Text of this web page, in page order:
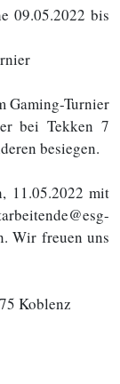
09.05.2022 bis
Gaming-Turnier
bei Tekken 7
besiegen.
11.05.2022 mit
Wir freuen uns
Koblenz